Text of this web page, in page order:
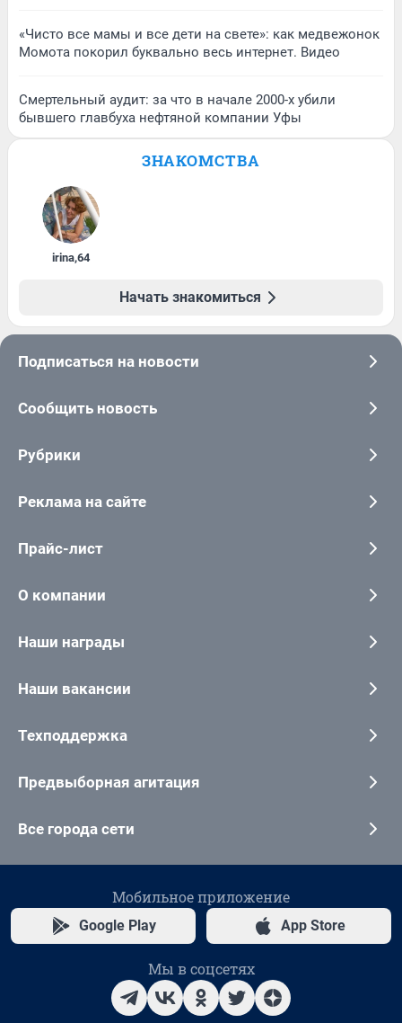
«Чисто все мамы и все дети на свете»: как медвежонок
Момота покорил буквально весь интернет. Видео
Смертельный аудит: за что в начале 2000-х убили
бывшего главбуха нефтяной компании Уфы
ЗНАКОМСТВА
irina,64
Начать знакомиться
Подписаться на новости
Сообщить новость
Рубрики
Реклама на сайте
Прайс-лист
О компании
Наши награды
Наши вакансии
Техподдержка
Предвыборная агитация
Все города сети
Мобильное приложение
Google Play App Store
Мы в соцсетях